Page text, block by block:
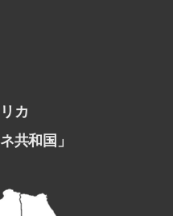
カ
共和国」